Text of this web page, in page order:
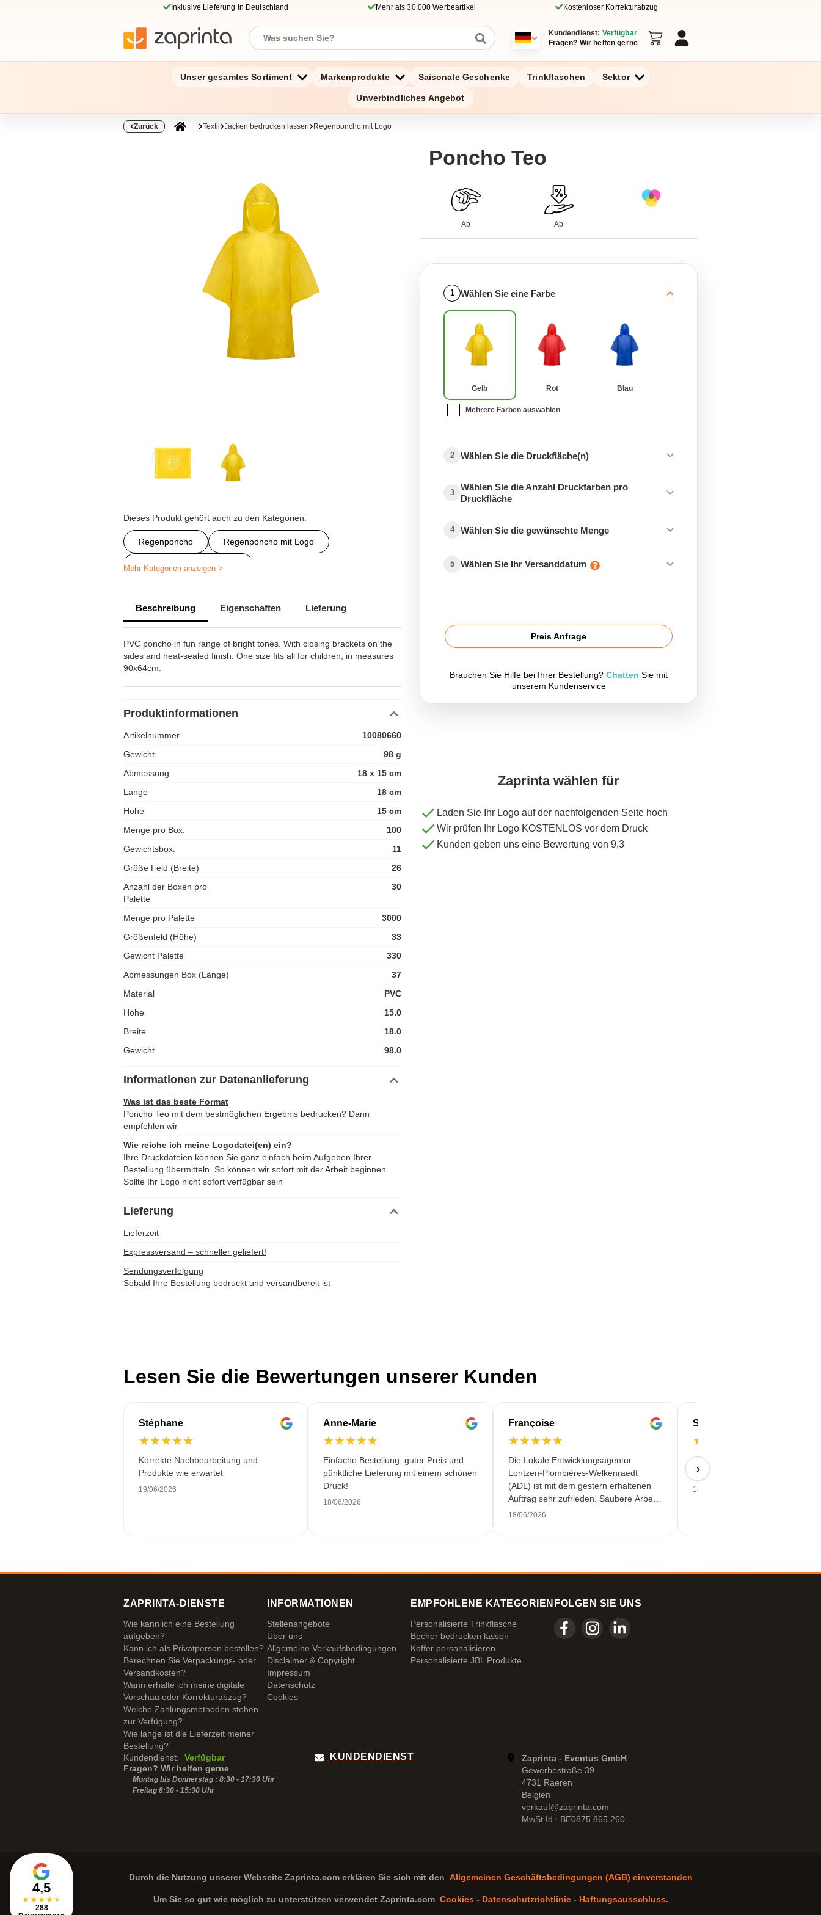
Inklusive Lieferung in Deutschland Mehr als 30.000 Werbeartikel Kostenloser Korrekturabzug
Kundendienst: Verfügbar
Fragen? Wir helfen gerne
Unser gesamtes Sortiment Markenprodukte Saisonale Geschenke Trinkflaschen Sektor
Unverbindliches Angebot
Zurück Textil Jacken bedrucken lassen Regenponcho mit Logo
Dieses Produkt gehört auch zu den Kategorien:
Regenponcho Regenponcho mit Logo
Regenschirme bedrucken
Mehr Kategorien anzeigen >
Beschreibung Eigenschaften Lieferung
PVC poncho in fun range of bright tones. With closing brackets on the
sides and heat-sealed finish. One size fits all for children, in measures
90x64cm.
Produktinformationen
Artikelnummer
10080660
Gewicht
98 g
Abmessung
18 x 15 cm
Länge
18 cm
Höhe
15 cm
Menge pro Box.
100
Gewichtsbox.
11
Größe Feld (Breite)
26
Anzahl der Boxen pro
Palette
30
Menge pro Palette
3000
Größenfeld (Höhe)
33
Gewicht Palette
330
Abmessungen Box (Länge)
37
Material
PVC
Höhe
15.0
Breite
18.0
Gewicht
98.0
Informationen zur Datenanlieferung
Was ist das beste Format
Poncho Teo mit dem bestmöglichen Ergebnis bedrucken? Dann
empfehlen wir
Wie reiche ich meine Logodatei(en) ein?
Ihre Druckdateien können Sie ganz einfach beim Aufgeben Ihrer
Bestellung übermitteln. So können wir sofort mit der Arbeit beginnen.
Sollte Ihr Logo nicht sofort verfügbar sein
Lieferung
Lieferzeit
Expressversand – schneller geliefert!
Sendungsverfolgung
Sobald Ihre Bestellung bedruckt und versandbereit ist
Poncho Teo
Ab Ab
1 Wählen Sie eine Farbe
Gelb Rot Blau
Mehrere Farben auswählen
2 Wählen Sie die Druckfläche(n)
3
Wählen Sie die Anzahl Druckfarben pro
Druckfläche
4 Wählen Sie die gewünschte Menge
5 Wählen Sie Ihr Versanddatum
Preis Anfrage
Brauchen Sie Hilfe bei Ihrer Bestellung? Chatten Sie mit
unserem Kundenservice
Zaprinta wählen für
Laden Sie Ihr Logo auf der nachfolgenden Seite hoch
Wir prüfen Ihr Logo KOSTENLOS vor dem Druck
Kunden geben uns eine Bewertung von 9,3
Lesen Sie die Bewertungen unserer Kunden
Stéphane
★★★★★
Korrekte Nachbearbeitung und
Produkte wie erwartet
19/06/2026
Anne-Marie
★★★★★
Einfache Bestellung, guter Preis und
pünktliche Lieferung mit einem schönen
Druck!
18/06/2026
Françoise
★★★★★
Die Lokale Entwicklungsagentur
Lontzen-Plombières-Welkenraedt
(ADL) ist mit dem gestern erhaltenen
Auftrag sehr zufrieden. Saubere Arbeit
und erstklassiger Service!
18/06/2026
Serife
★
Schnell & Zuverlässig &
Qualität erhalten
18/06/2026
›
4,5
★★★★★
288
ZAPRINTA-DIENSTE
Wie kann ich eine Bestellung
aufgeben?
Kann ich als Privatperson bestellen?
Berechnen Sie Verpackungs- oder
Versandkosten?
Wann erhalte ich meine digitale
Vorschau oder Korrekturabzug?
Welche Zahlungsmethoden stehen
zur Verfügung?
Wie lange ist die Lieferzeit meiner
Bestellung?
INFORMATIONEN
Stellenangebote
Über uns
Allgemeine Verkaufsbedingungen
Disclaimer & Copyright
Impressum
Datenschutz
Cookies
EMPFOHLENE KATEGORIEN
Personalisierte Trinkflasche
Becher bedrucken lassen
Koffer personalisieren
Personalisierte JBL Produkte
FOLGEN SIE UNS
Kundendienst:
Verfügbar
Fragen? Wir helfen gerne
Montag bis Donnerstag : 8:30 - 17:30 Uhr
Freitag 8:30 - 15:30 Uhr
KUNDENDIENST
Zaprinta - Eventus GmbH
Gewerbestraße 39
4731 Raeren
Belgien
verkauf@zaprinta.com
MwSt.Id : BE0875.865.260
Durch die Nutzung unserer Webseite Zaprinta.comerklären Sie sich mit den Allgemeinen Geschäftsbedingungen (AGB) einverstanden
Um Sie so gut wie möglich zu unterstützen verwendet Zaprinta.com Cookies- Datenschutzrichtlinie- Haftungsausschluss.